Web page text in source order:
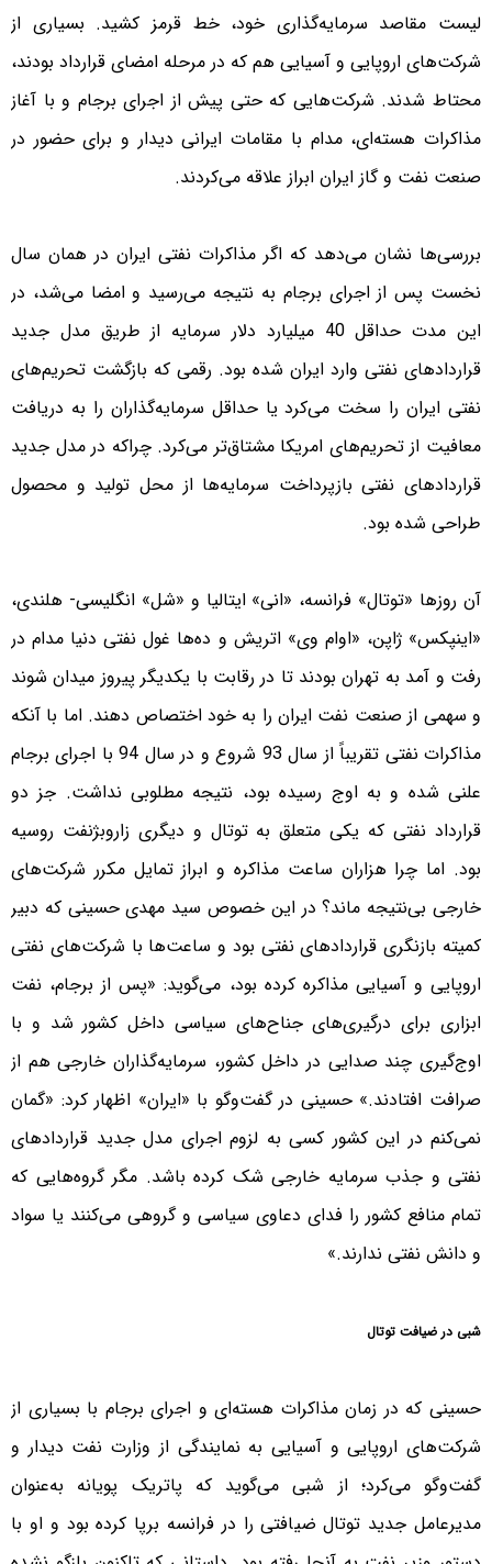
لیست مقاصد سرمایه‌گذاری خود، خط قرمز کشید. بسیاری از
شرکت‌های اروپایی و آسیایی هم که در مرحله امضای قرارداد بودند،
محتاط شدند. شرکت‌هایی که حتی پیش از اجرای برجام و با آغاز
مذاکرات هسته‌ای، مدام با مقامات ایرانی دیدار و برای حضور در
صنعت نفت و گاز ایران ابراز علاقه می‌کردند.
بررسی‌ها نشان می‌دهد که اگر مذاکرات نفتی ایران در همان سال
نخست پس از اجرای برجام به نتیجه می‌رسید و امضا می‌شد، در
این مدت حداقل 40 میلیارد دلار سرمایه از طریق مدل جدید
قراردادهای نفتی وارد ایران شده بود. رقمی که بازگشت تحریم‌های
نفتی ایران را سخت می‌کرد یا حداقل سرمایه‌گذاران را به دریافت
معافیت از تحریم‌های امریکا مشتاق‌تر می‌کرد. چراکه در مدل جدید
قراردادهای نفتی بازپرداخت سرمایه‌ها از محل تولید و محصول
طراحی شده بود.
آن روزها «توتال» فرانسه، «انی» ایتالیا و «شل» انگلیسی- هلندی،
«اینپکس» ژاپن، «او‌ام وی» اتریش و ده‌ها غول نفتی دنیا مدام در
رفت و آمد به تهران بودند تا در رقابت با یکدیگر پیروز میدان شوند
و سهمی از صنعت نفت ایران را به خود اختصاص دهند. اما با آنکه
مذاکرات نفتی تقریباً از سال 93 شروع و در سال 94 با اجرای برجام
علنی شده و به اوج رسیده بود، نتیجه مطلوبی نداشت. جز دو
قرارداد نفتی که یکی متعلق به توتال و دیگری زاروبژنفت روسیه
بود. اما چرا هزاران ساعت مذاکره و ابراز تمایل مکرر شرکت‌های
خارجی بی‌نتیجه ماند؟ در این خصوص سید مهدی حسینی که دبیر
کمیته بازنگری قراردادهای نفتی بود و ساعت‌ها با شرکت‌های نفتی
اروپایی و آسیایی مذاکره کرده بود، می‌گوید: «پس از برجام، نفت
ابزاری برای درگیری‌های جناح‌های سیاسی داخل کشور شد و با
اوج‌گیری چند صدایی در داخل کشور، سرمایه‌گذاران خارجی هم از
صرافت افتادند.» حسینی در گفت‌و‌گو با «ایران» اظهار کرد: «گمان
نمی‌کنم در این کشور کسی به لزوم اجرای مدل جدید قراردادهای
نفتی و جذب سرمایه خارجی شک کرده باشد. مگر گروه‌هایی که
تمام منافع کشور را فدای دعاوی سیاسی و گروهی می‌کنند یا سواد
و دانش نفتی ندارند.»
شبی در ضیافت توتال
حسینی که در زمان مذاکرات هسته‌ای و اجرای برجام با بسیاری از
شرکت‌های اروپایی و آسیایی به نمایندگی از وزارت نفت دیدار و
گفت‌و‌گو می‌کرد؛ از شبی می‌گوید که پاتریک پویانه به‌عنوان
مدیرعامل جدید توتال ضیافتی را در فرانسه برپا کرده بود و او با